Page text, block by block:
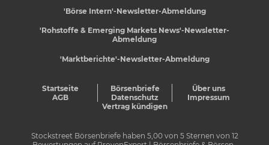
'Börse Intern'-Newsletter-Abmeldung
'Rohstoffe & Emerging Markets News'-Newsletter-
Abmeldung
'Marktberichte'-Newsletter-Abmeldung
Startseite Börsenbriefe
Über uns
AGB
Datenschutz
Impressum
Vertrag kündigen
Stockstreet Börsenbriefe haben 5,00von 5Sternen von 12